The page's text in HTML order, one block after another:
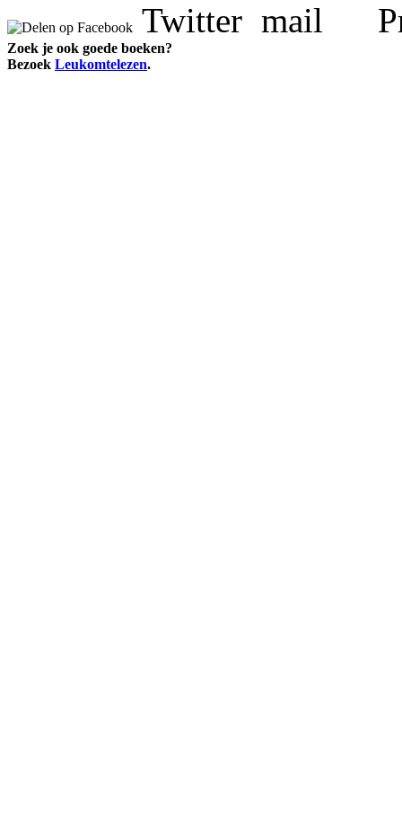
Zoek je ook goede boeken?
Bezoek Leukomtelezen.